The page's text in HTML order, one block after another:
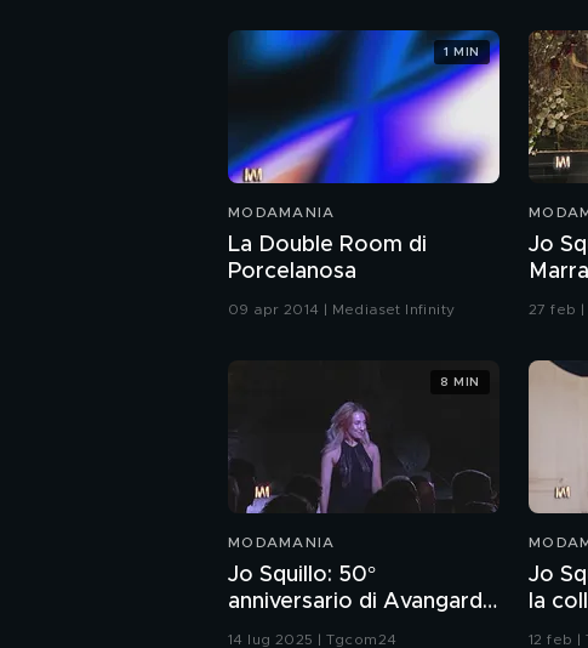
MODAMANIA
La Double Room di
Porcelanosa
09 apr 2014 | Mediaset Infinity
1 MIN
Jo
26-27
27 feb |
MODAMANIA
Jo Squillo: 50°
anniversario di Avangard
14 lug 2025 | Tgcom24
8 MIN
Jo
la
12 feb |